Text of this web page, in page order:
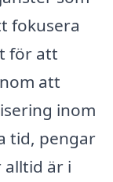
fokusera
för att
att
inom
tid, pengar
alltid är i